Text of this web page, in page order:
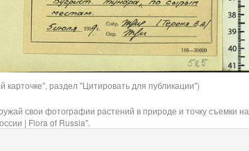
раздел "Цитировать для публикации")
свои фотографии растений в природе и точку съемки на
| Flora of Russia".